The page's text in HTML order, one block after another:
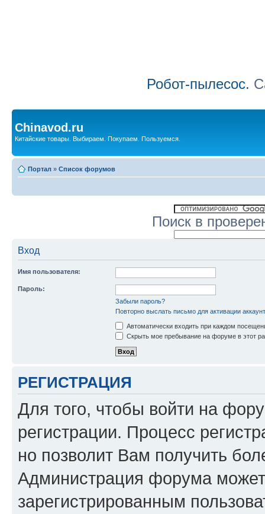
Робот-пылесос.
Chinavod.ru
Китайские товары. Выбираем. Покупаем. Пользуемся.
Портал » Список форумов
Поиск в
Вход
Имя пользователя:
Пароль:
Забыли пароль?
Повторно выслать письмо для активации
Автоматически входить при каждом
Скрыть мое пребывание на форуме в этот
РЕГИСТРАЦИЯ
Для того, чтобы войти на
регистрации. Процесс
но позволит Вам получить
Администрация форума может
зарегистрированным